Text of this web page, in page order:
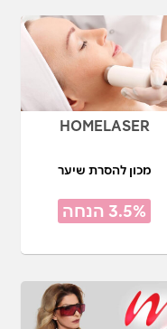
HOMELASER
מכון להסרת שיער
3.5% הנחה